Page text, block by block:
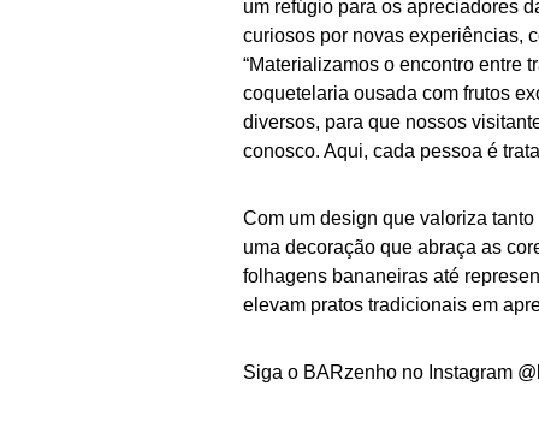
um refúgio para os apreciadores
curiosos por novas experiências,
“Materializamos o encontro entre
coquetelaria ousada com frutos
diversos, para que nossos
conosco. Aqui, cada pessoa é
Com um design que valoriza
uma decoração que abraça as
folhagens bananeiras até
elevam pratos tradicionais em
Siga o BARzenho no Instagram